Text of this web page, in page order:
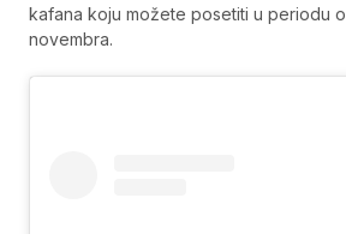
kafana koju možete posetiti u periodu
novembra.